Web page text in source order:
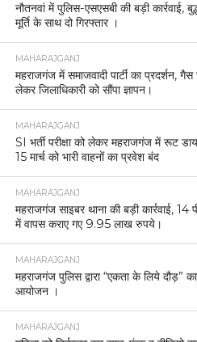
नौतनवां में पुलिस-एसएसबी की बड़ी कार्रवाई,
मूर्ति के साथ दो गिरफ्तार ।
MAHARAJGANJ
महराजगंज में समाजवादी पार्टी का प्रदर्शन,
लेकर जिलाधिकारी को सौंपा ज्ञापन।
MAHARAJGANJ
SI भर्ती परीक्षा को लेकर महराजगंज में रूट
15 मार्च को भारी वाहनों का प्रवेश बंद
MAHARAJGANJ
महराजगंज साइबर थाना की बड़ी कार्रवाई, 14
में वापस कराए गए 9.95 लाख रुपये।
MAHARAJGANJ
महराजगंज पुलिस द्वारा “एकता के लिये दौड़”
आयोजन ।
MAHARAJGANJ